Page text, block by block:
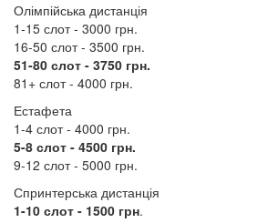
​​​​​​​Олімпійська дистанція
1-15 слот - 3000 грн.
16-50 слот - 3500 грн.
51-80 слот - 3750 грн.
81+ слот - 4000 грн.
Естафета
1-4 слот - 4000 грн.
5-8 слот - 4500 грн.
9-12 слот - 5000 грн.
Спринтерська дистанція
1-10 слот - 1500 грн.